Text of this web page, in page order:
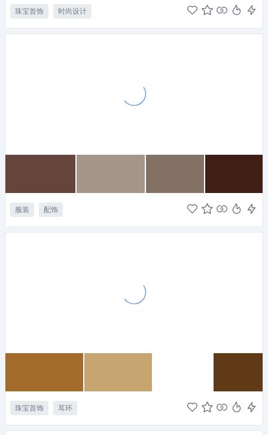
珠宝首饰 时尚设计
服装 配饰
珠宝首饰 耳环